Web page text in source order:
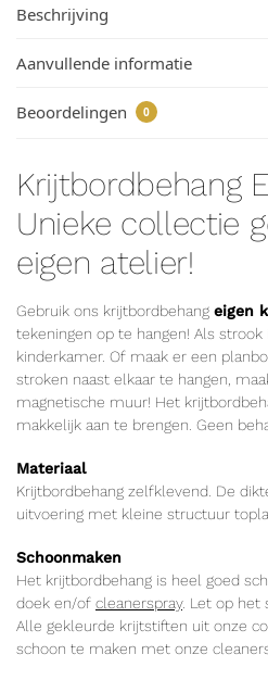
Beschrijving
Aanvullende informatie
Beoordelingen 0
Krijtbordbehang
Unieke collectie
eigen atelier!
Gebruik ons krijtbordbehang eigen
tekeningen op te hangen! Als
kinderkamer. Of maak er een
stroken naast elkaar te hangen,
magnetische muur! Het
makkelijk aan te brengen. Geen
Materiaal
Krijtbordbehang zelfklevend. De
uitvoering met kleine structuur
Schoonmaken
Het krijtbordbehang is heel goed
doek en/of cleanerspray. Let op het
Alle gekleurde krijtstiften uit onze
schoon te maken met onze